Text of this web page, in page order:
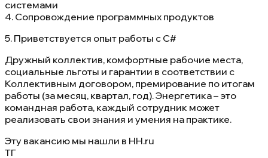
системами
4. Сопровождение программных продуктов
5. Приветствуется опыт работы с С#
Дружный коллектив, комфортные рабочие места,
социальные льготы и гарантии в соответствии с
Коллективным договором, премирование по итогам
работы (за месяц, квартал, год). Энергетика – это
командная работа, каждый сотрудник может
реализовать свои знания и умения на практике.
Эту вакансию мы нашли в HH.ru
ТГ